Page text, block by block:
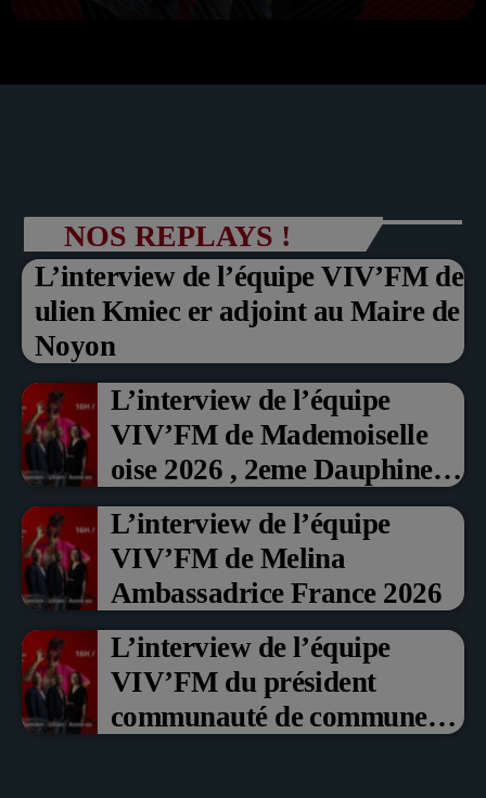
NOS REPLAYS !
L’interview de l’équipe VIV’FM de
ulien Kmiec er adjoint au Maire de
Noyon
L’interview de l’équipe
VIV’FM de Mademoiselle
oise 2026 , 2eme Dauphine et
Prix du Public , Marche aux
fruits rouge Noyon 2026
L’interview de l’équipe
VIV’FM de Melina
Ambassadrice France 2026
L’interview de l’équipe
VIV’FM du président
communauté de communes